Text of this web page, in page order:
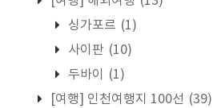
싱가포르 (1)
사이판 (10)
두바이
(1)
[여행] 인천여행지 100선 (39)